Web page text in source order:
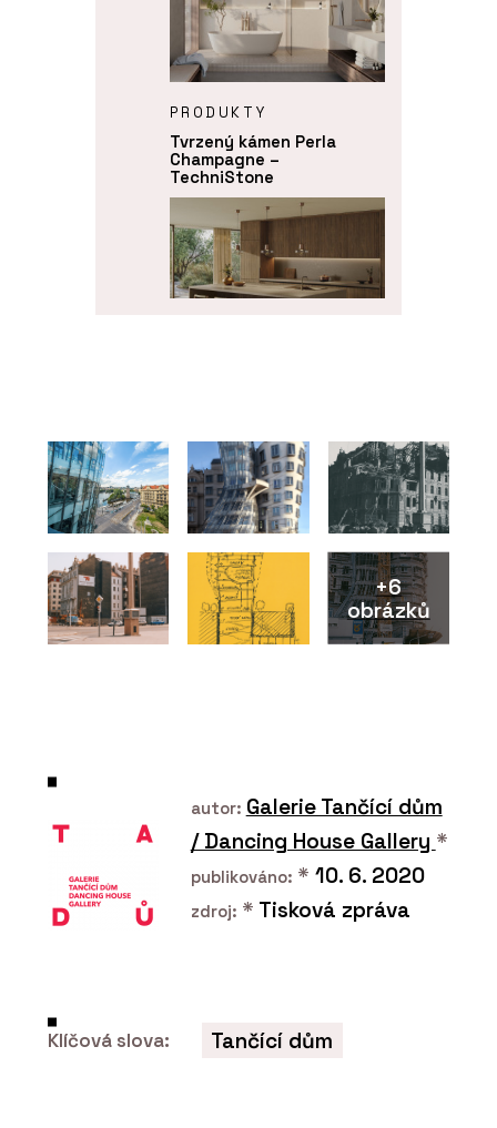
PRODUKTY
Tvrzený kámen Perla
Champagne –
TechniStone
PRODUKTY
Tvrzený kámen Nuova
PRODUKTY
Tvrzený kámen Noble
Arctic Night –
TechniStone
+6
obrázků
autor: Galerie Tančící dům
/ Dancing House Gallery *
publikováno: * 10. 6. 2020
zdroj: * Tisková zpráva
Klíčová slova: Tančící dům